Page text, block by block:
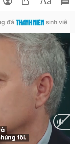
đá sinh viên